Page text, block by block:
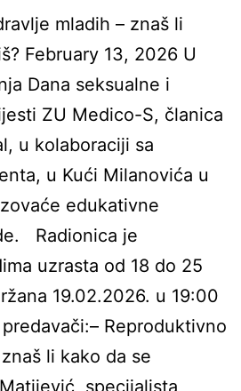
mladih – znaš li
February 13, 2026 U
Dana seksualne i
ZU Medico-S, članica
u kolaboraciji sa
u Kući Milanovića u
edukativne
Radionica je
uzrasta od 18 do 25
19.02.2026. u 19:00
Reproduktivno
li kako da se
specijalista